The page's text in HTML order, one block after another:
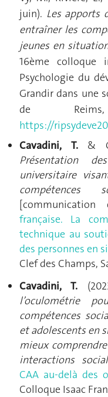
juin). Les apports
entraîner les
jeunes en
16ème colloque
Psychologie du
Grandir dans une
de
https://
Cavadini, T.&
Présentation
universitaire
compétences
[communication
française. La
technique au
des personnes en
Clef des Champs,
Cavadini, T.
l’oculométrie
compétences
et adolescents en
mieux
interactions
CAA au-delà des
Colloque Isaac